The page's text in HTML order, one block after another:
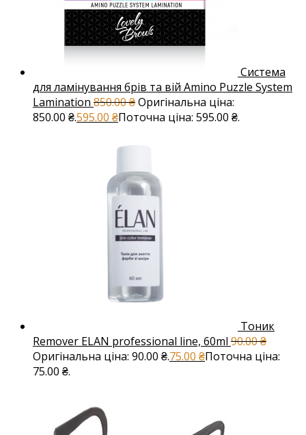
Система
для ламінування брів та вій Amino Puzzle System
Lamination 850.00₴Оригінальна ціна:
850.00 ₴.595.00 ₴Поточна ціна: 595.00 ₴.
Тоник
Remover ELAN professional line, 60ml 90.00₴
Оригінальна ціна: 90.00 ₴.75.00 ₴Поточна ціна:
75.00 ₴.